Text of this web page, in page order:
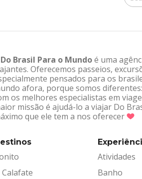
Do Brasil Para o Mundoé uma
Oferecemos passeios,
pensados para os
afora, porque somos
os melhores especialistas em
missão é ajudá-lo a viajar Do
que ele tem a nos oferecer
Calafate
Atividades
Banho